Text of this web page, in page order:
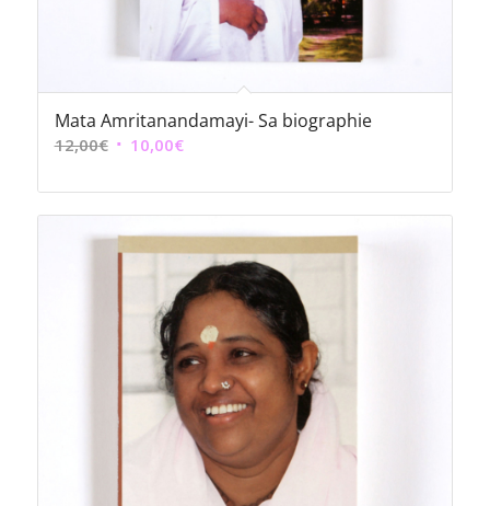
Mata Amritanandamayi- Sa biographie
12,00€ Le
initial
était :
12,00€.
10,00€Le
actuel
est :
10,00€.